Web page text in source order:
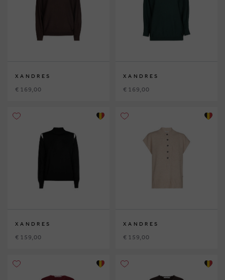
XANDRES
€ 169,00
XANDRES
€ 169,00
XANDRES
€ 159,00
XANDRES
€ 159,00